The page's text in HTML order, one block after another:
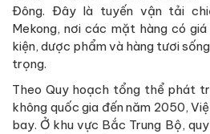
Đông. Đây là tuyến vận tải
Mekong, nơi các mặt hàng có
kiện, dược phẩm và hàng tươi
trọng.
Theo Quy hoạch tổng thể phát
không quốc gia đến năm 2050,
bay. Ở khu vực Bắc Trung Bộ,